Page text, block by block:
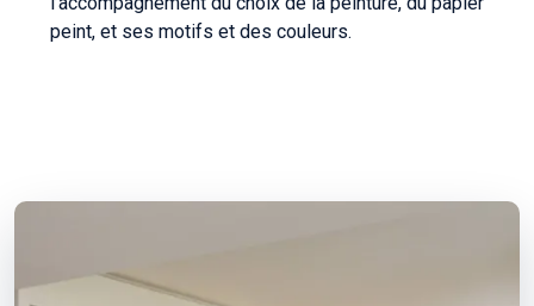
peint, et ses motifs et des couleurs.